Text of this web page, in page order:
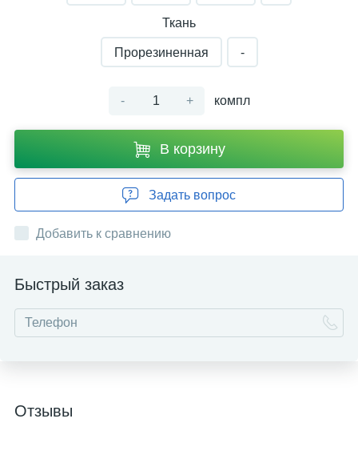
застегивающимся на текстильную застежку
Костюмы сопровождаются ремонтным
комплектом и ЗИП для устранения
механических повреждений ткани или ленты.
запотевания стекол.
Входящие в комплект хлопчатобумажные
рук при работе с криогенными хлором,
аммиаком, при минусовых температурах
окружающего воздуха надеваются
непосредственно на руки под защитные
перчатки.
дополнительную герметизацию рукавов
дополнительную защиту от механических
Ткань
Прорезиненная -
- + компл
В корзину
Задать вопрос
Добавить к сравнению
Быстрый заказ
Отзывы